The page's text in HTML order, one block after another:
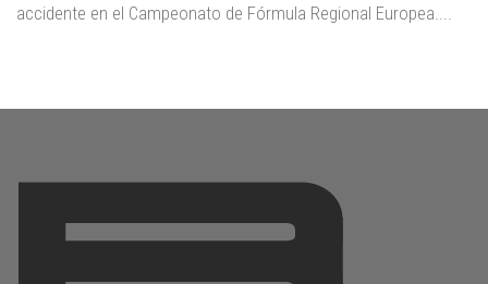
accidente en el Campeonato de Fórmula Regional Europea....